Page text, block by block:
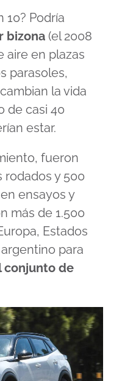
10? Podría
bizona (el 2008
aire en plazas
parasoles,
la vida
de casi 40
estar.
fueron
rodados y 500
ensayos y
más de 1.500
Estados
para
conjunto de